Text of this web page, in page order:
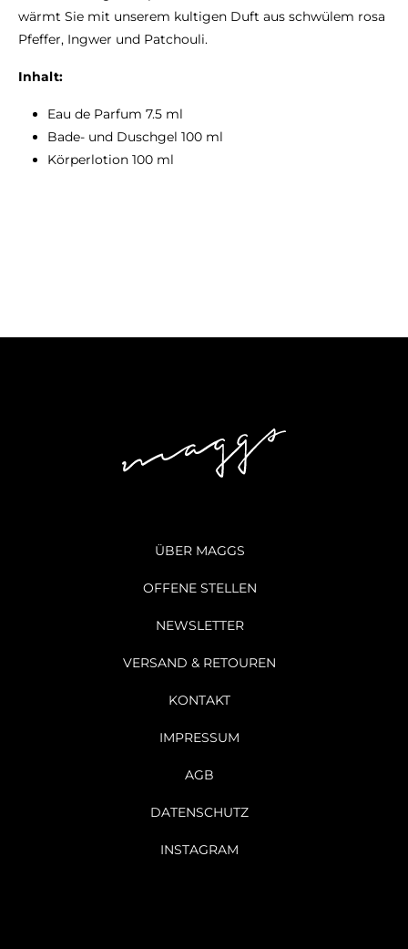
wärmt Sie mit unserem kultigen Duft aus schwülem rosa
Pfeffer, Ingwer und Patchouli.
Inhalt:
Eau de Parfum 7.5 ml
Bade- und Duschgel 100 ml
Körperlotion 100 ml
ÜBER MAGGS
OFFENE STELLEN
NEWSLETTER
VERSAND & RETOUREN
KONTAKT
IMPRESSUM
AGB
DATENSCHUTZ
INSTAGRAM